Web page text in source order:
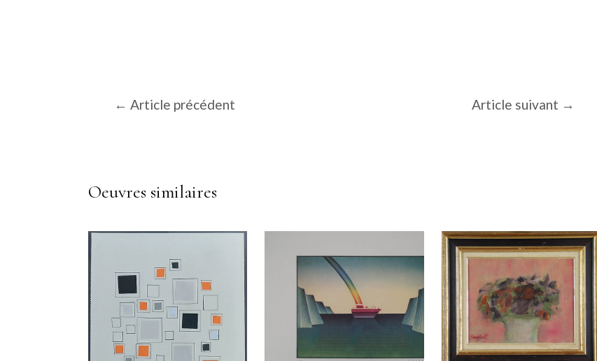
Navigation
← Article précédent Article suivant →
Oeuvres similaires